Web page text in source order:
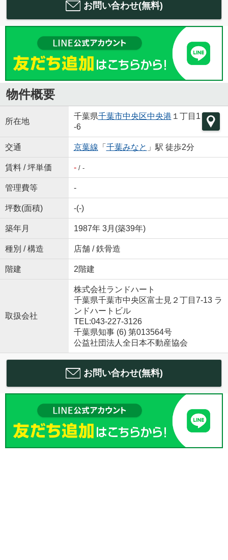
お問い合わせ(無料)
物件概要
所在地
千葉県千葉市中央区中央港 １丁目1
-6
交通 京葉線 「 千葉みなと 」駅 徒歩2分
賃料 / 坪単価 -/ -
管理費等 -
坪数(面積) -(-)
築年月 1987年 3月(築39年)
種別 / 構造 店舗 / 鉄骨造
階建 2階建
取扱会社
株式会社ランドハート
千葉県千葉市中央区富士見２丁目7-13 ラ
ンドハートビル
TEL:043-227-3126
千葉県知事 (6) 第013564号
公益社団法人全日本不動産協会
お問い合わせ(無料)